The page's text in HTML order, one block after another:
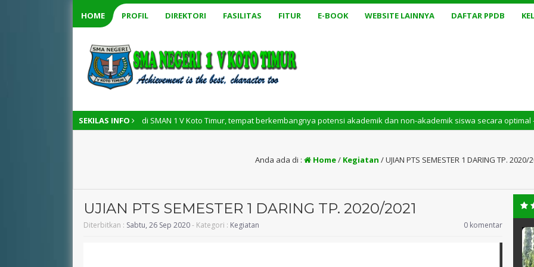
HOME PROFIL DIREKTORI FASILITAS FITUR E-BOOK WEBSITE LAINNYA DAFTAR PPDB
SEKILAS INFO
– Selamat datang di SMAN 1 V Koto Timur, tempat berkembangnya potensi akademik dan non-akademik siswa secara optimal – SMAN 1
Anda ada di : Home/ Kegiatan /UJIAN PTS SEMESTER 1 DARING TP. 2020/
UJIAN PTS SEMESTER 1 DARING TP. 2020/2021
Diterbitkan : Sabtu, 26 Sep 2020- Kategori : Kegiatan 0 komentar
RENI ELVIRA, S.Pd